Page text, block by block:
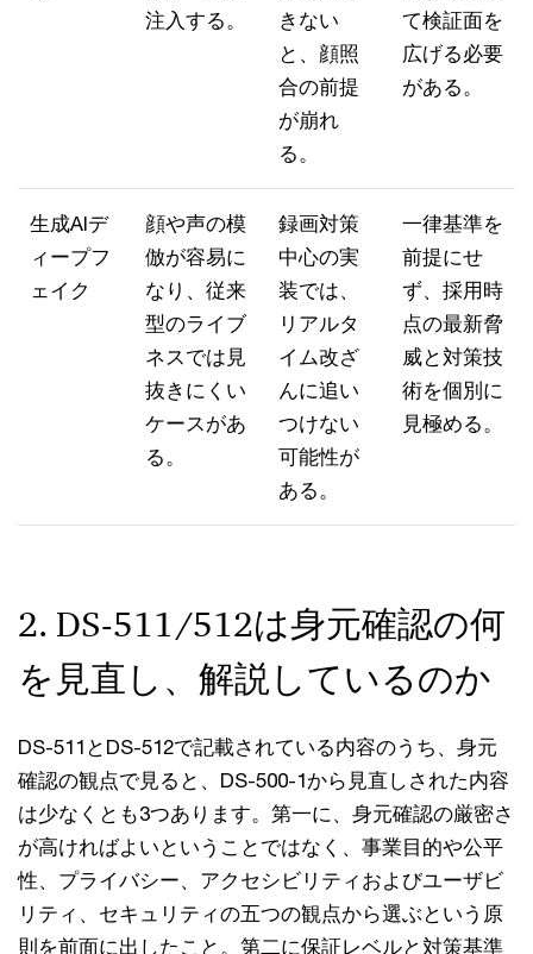
注入する。
きない
と、顔照
合の前提
が崩れ
る。
て検証面を
広げる必要
がある。
生成AIデ
ィープフ
ェイク
顔や声の模
倣が容易に
なり、従来
型のライブ
ネスでは見
抜きにくい
ケースがあ
る。
録画対策
中心の実
装では、
リアルタ
イム改ざ
んに追い
つけない
可能性が
ある。
一律基準を
前提にせ
ず、採用時
点の最新脅
威と対策技
術を個別に
見極める。
2. DS-511/512は身元確認の何
を見直し、解説しているのか
DS-511とDS-512で記載されている内容のうち、身元
確認の観点で見ると、DS-500-1から見直しされた内容
は少なくとも3つあります。第一に、身元確認の厳密さ
が高ければよいということではなく、事業目的や公平
性、プライバシー、アクセシビリティおよびユーザビ
リティ、セキュリティの五つの観点から選ぶという原
則を前面に出したこと。第二に保証レベルと対策基準